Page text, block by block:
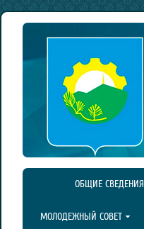
ОБЩИЕ СВЕДЕНИЯ
МОЛОДЕЖНЫЙ СОВЕТ